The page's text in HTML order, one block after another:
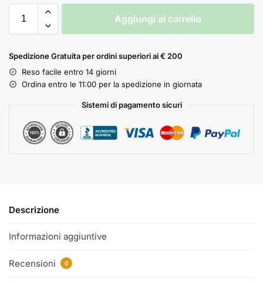
Aggiungi al carrello
Spedizione Gratuita per ordini superiori ai € 200
Reso facile entro 14 giorni
Ordina entro le 11:00 per la spedizione in giornata
Sistemi di pagamento sicuri
Descrizione
Informazioni aggiuntive
Recensioni 0